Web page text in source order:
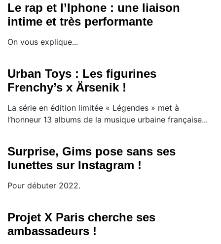
Le rap et l’Iphone : une liaison
intime et très performante
On vous explique...
Urban Toys : Les figurines
Frenchy’s x Ärsenik !
La série en édition limitée « Légendes » met à
l’honneur 13 albums de la musique urbaine française...
Surprise, Gims pose sans ses
lunettes sur Instagram !
Pour débuter 2022.
Projet X Paris cherche ses
ambassadeurs !